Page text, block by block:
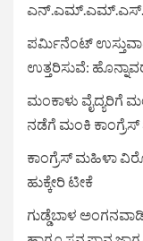
ಎನ್.ಎಮ್.ಎಮ್.ಎಸ್.
ಪರ್ಮಿನೆಂಟ್
ಉತ್ತರಿಸುವೆ:
ಮಂಕಾಳು ವೈದ್ಯರಿಗೆ
ನಡೆಗೆ ಮಂಕಿ
ಕಾಂಗ್ರೆಸ್ ಮಹಿಳಾ
ಹುಕ್ಕೇರಿ ಟೀಕೆ
ಗುಡ್ಡೆಬಾಳ